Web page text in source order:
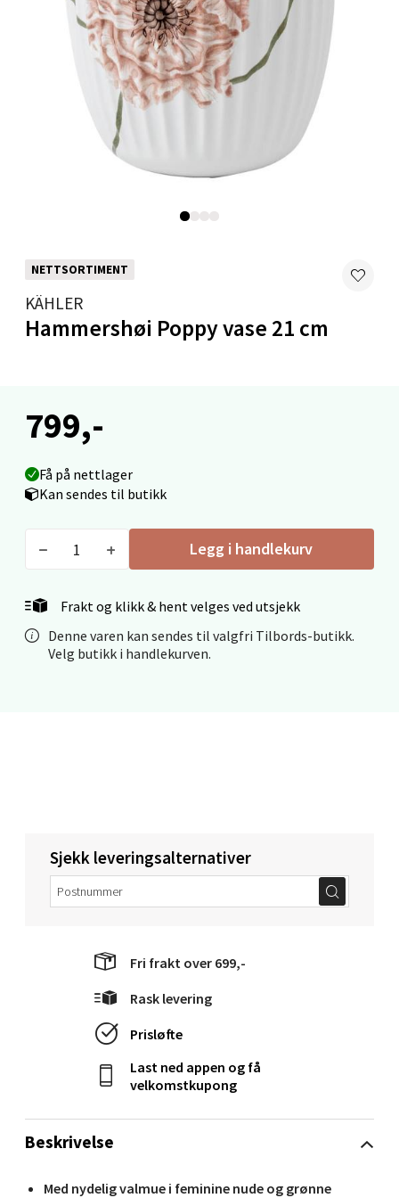
NETTSORTIMENT
KÄHLER
Hammershøi Poppy vase 21 cm
799,-
Få på nettlager
Kan sendes til butikk
Legg i handlekurv
Frakt og klikk & hent velges ved utsjekk
Denne varen kan sendes til valgfri Tilbords-butikk.
Velg butikk i handlekurven.
Beskrivelse
Med nydelig valmue i feminine nude og grønne
Sjekk leveringsalternativer
Fri frakt over 699,-
Rask levering
Prisløfte
Last ned appen og få
velkomstkupong
Levanger - Magneten
Moafjæra 14, 7606 Levanger
Åpent i dag 10-20
Mandal - Alti Mandal
Mo i Rana - Thon Senter Mo i Rana
0 i butikk
Velg
Molde - Moldetorget
Torget 1, 6413 Molde
0 i butikk